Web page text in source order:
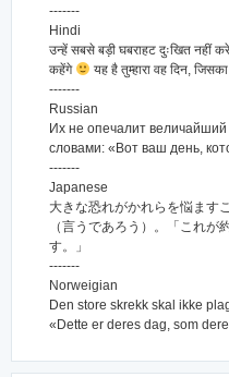
-------
Hindi
उन्हें सबसे बड़ी घबराहट दुःखित नहीं
कहेंगे
यह है तुम्हारा वह दिन,
-------
Russian
Их не опечалит величайший
словами: «Вот ваш день,
-------
Japanese
大きな恐れがかれらを悩ます
（言うであろう）。「これ
す。」
-------
Norweigian
Den store skrekk skal ikke
«Dette er deres dag, som